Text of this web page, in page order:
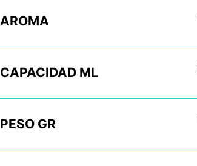
AROMA
CAPACIDAD ML
PESO GR